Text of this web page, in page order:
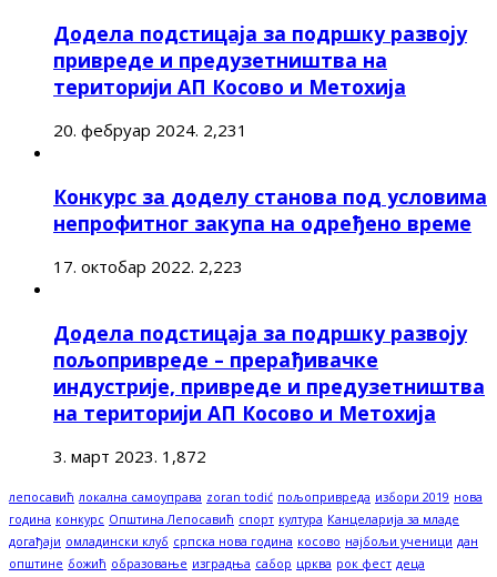
Додела подстицаја за подршку развоју
привреде и предузетништва на
територији АП Косово и Метохија
20. фебруар 2024. 2,231
Конкурс за доделу станова под условима
непрофитног закупа на одређено време
17. октобар 2022. 2,223
Додела подстицаја за подршку развоју
пољопривреде – прерађивачке
индустрије, привреде и предузетништва
на територији АП Косово и Метохија
3. март 2023. 1,872
лепосавић локална самоуправа zoran todić пољопривреда избори 2019 нова
година конкурс Општина Лепосавић спорт култура Канцеларија за младе
догађаји омладински клуб српска нова година косово најбољи ученици дан
општине божић образовање изградња сабор црква рок фест деца